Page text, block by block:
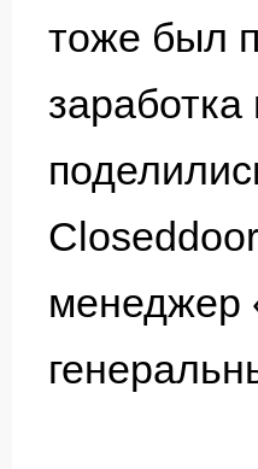
тоже был
менеджер